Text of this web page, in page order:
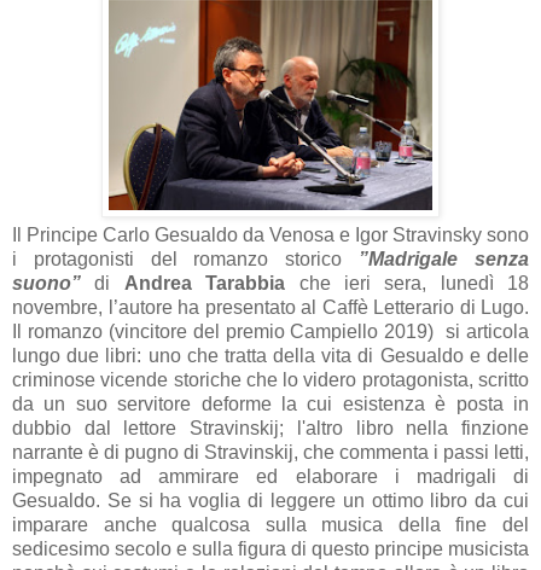
Il Principe Carlo Gesualdo da Venosa e Igor Stravinsky sono
i protagonisti del romanzo storico
”Madrigale senza
suono” di Andrea Tarabbia che ieri sera, lunedì 18
novembre, l’autore ha presentato al Caffè Letterario di Lugo.
Il romanzo (vincitore del premio Campiello 2019) si articola
lungo due libri: uno che tratta della vita di Gesualdo e delle
criminose vicende storiche che lo videro protagonista, scritto
da un suo servitore deforme la cui esistenza è posta in
dubbio dal lettore Stravinskij; l'altro libro nella finzione
narrante è di pugno di Stravinskij, che commenta i passi letti,
impegnato ad ammirare ed elaborare i madrigali di
Gesualdo. Se si ha voglia di leggere un ottimo libro da cui
imparare anche qualcosa sulla musica della fine del
sedicesimo secolo e sulla figura di questo principe musicista